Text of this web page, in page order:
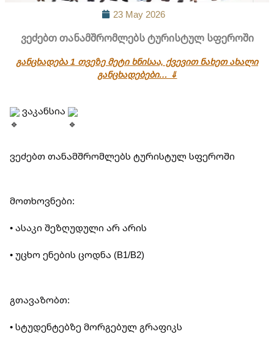
23 May 2026
ვეძებთ თანამშრომლებს ტურისტულ სფეროში
განცხადება 1 თვეზე მეტი ხნისაა, ქვევით ნახეთ ახალი
განცხადებები… ⇓
ვაკანსია
ვეძებთ თანამშრომლებს ტურისტულ სფეროში
მოთხოვნები:
• ასაკი შეზღუდული არ არის
• უცხო ენების ცოდნა (B1/B2)
გთავაზობთ:
• სტუდენტებზე მორგებულ გრაფიკს